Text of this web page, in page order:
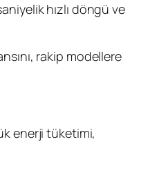
hızlı döngü ve
rakip modellere
enerji tüketimi,